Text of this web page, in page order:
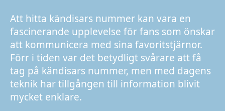
Att hitta kändisars nummer kan vara en
fascinerande upplevelse för fans som önskar
att kommunicera med sina favoritstjärnor.
Förr i tiden var det betydligt svårare att få
tag på kändisars nummer, men med dagens
teknik har tillgången till information blivit
mycket enklare.